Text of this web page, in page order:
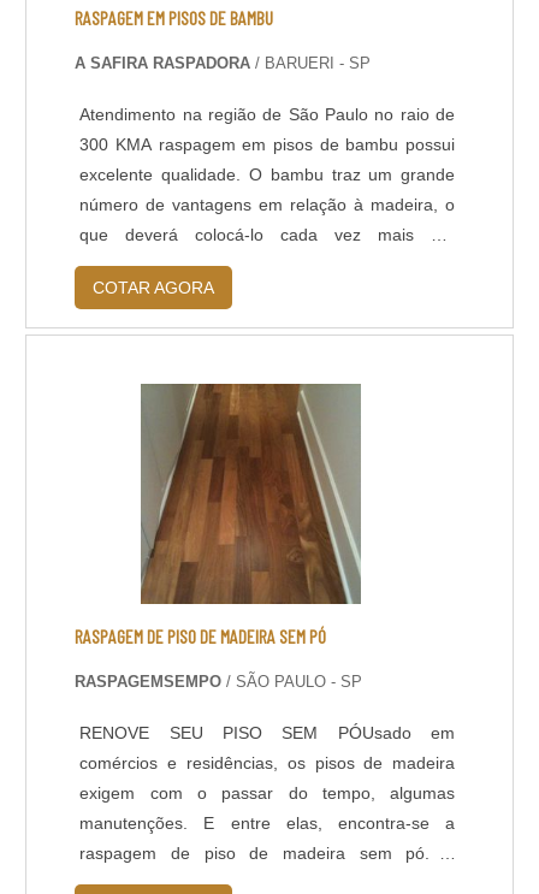
RASPAGEM EM PISOS DE BAMBU
A SAFIRA RASPADORA / BARUERI - SP
Atendimento na região de São Paulo no raio de
300 KMA raspagem em pisos de bambu possui
excelente qualidade. O bambu traz um grande
número de vantagens em relação à madeira, o
que deverá colocá-lo cada vez mais em
destaque na decoração de interiores. Ele é
resistente - confeccionado através da fundição
de fibras de bambu em uma pressão elevada – o
Ecologicamente correto - é um dos seres vivos
COTAR AGORA
RASPAGEM DE PISO DE MADEIRA SEM PÓ
RASPAGEMSEMPO / SÃO PAULO - SP
RENOVE SEU PISO SEM PÓUsado em
comércios e residências, os pisos de madeira
exigem com o passar do tempo, algumas
manutenções. E entre elas, encontra-se a
raspagem de piso de madeira sem pó. A
raspagem de pisos é uma das etapas na